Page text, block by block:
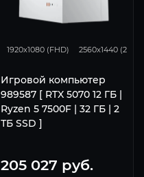
1920x1080 (FHD) 2560x1440 (2K)
Игровой компьютер
989587 [ RTX 5070 12 ГБ |
Ryzen 5 7500F | 32 ГБ | 2
ТБ SSD ]
205 027 руб.